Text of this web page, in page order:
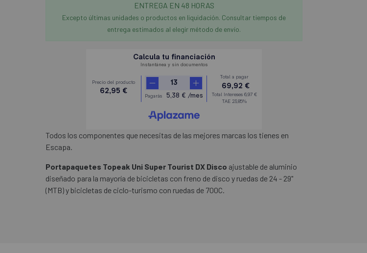
ENTREGA EN 48 HORAS
Excepto últimas unidades o productos en liquidación. Consultar tiempos de
entrega estimados al elegir método de envío.
Todos los componentes que necesitas de las mejores marcas los tienes en
Escapa.
Portapaquetes Topeak Uni Super Tourist DX Disco ajustable de aluminio
diseñado para la mayoría de bicicletas con freno de disco y ruedas de 24 - 29"
(MTB) y bicicletas de ciclo-turismo con ruedas de 700C.